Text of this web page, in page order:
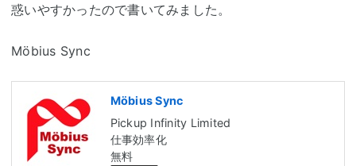
惑いやすかったので書いてみました。
Möbius Sync
Möbius Sync
Pickup Infinity Limited
仕事効率化
無料